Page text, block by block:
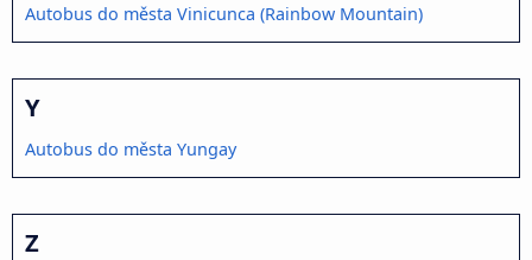
Autobus do města Vinicunca (Rainbow Mountain)
Y
Autobus do města Yungay
Z